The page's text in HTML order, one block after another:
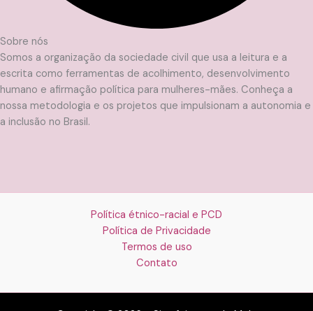
Sobre nós
Somos a organização da sociedade civil que usa a leitura e a
escrita como ferramentas de acolhimento, desenvolvimento
humano e afirmação política para mulheres-mães. Conheça a
nossa metodologia e os projetos que impulsionam a autonomia e
a inclusão no Brasil.
Política étnico-racial e PCD
Política de Privacidade
Termos de uso
Contato